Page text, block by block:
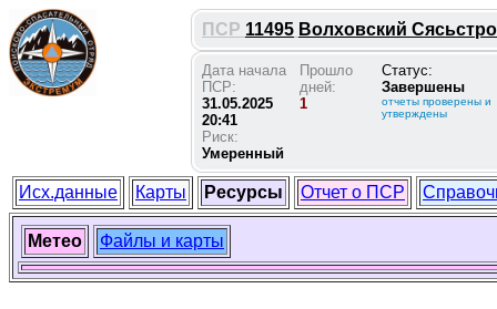
ПСР 11495 Волховский
Дата начала
ПСР:
31.05.2025
20:41
Риск:
Умеренный
Прошло
дней:
1
Статус:
Завершены
отчеты проверены и
утверждены
Исх.данные Карты Ресурсы Отчет о ПСР
Метео Файлы и карты